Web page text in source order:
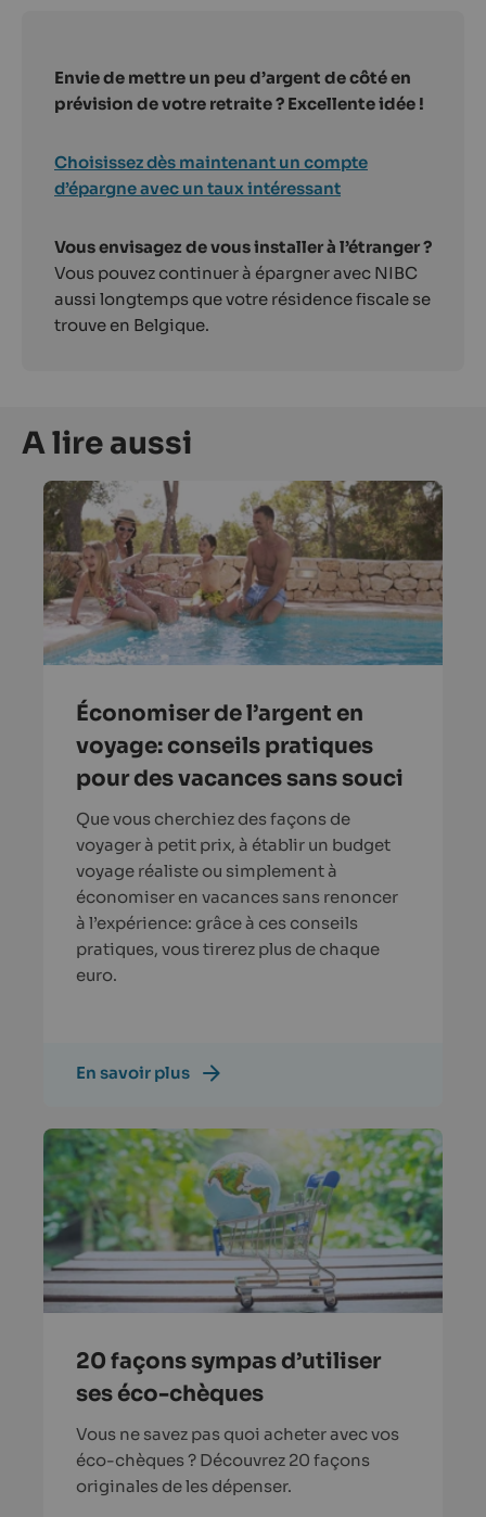
Envie de mettre un peu d’argent de côté en
prévision de votre retraite ? Excellente idée !
Choisissez dès maintenant un compte
d’épargne avec un taux intéressant
Vous envisagez de vous installer à l’étranger ?
Vous pouvez continuer à épargner avec NIBC
aussi longtemps que votre résidence fiscale se
trouve en Belgique.
A lire aussi
Économiser de l’argent en
voyage: conseils pratiques
pour des vacances sans souci
Que vous cherchiez des façons de
voyager à petit prix, à établir un budget
voyage réaliste ou simplement à
économiser en vacances sans renoncer
à l’expérience: grâce à ces conseils
pratiques, vous tirerez plus de chaque
euro.
En savoir plus
20 façons sympas d’utiliser
ses éco-chèques
Vous ne savez pas quoi acheter avec vos
éco-chèques ? Découvrez 20 façons
originales de les dépenser.